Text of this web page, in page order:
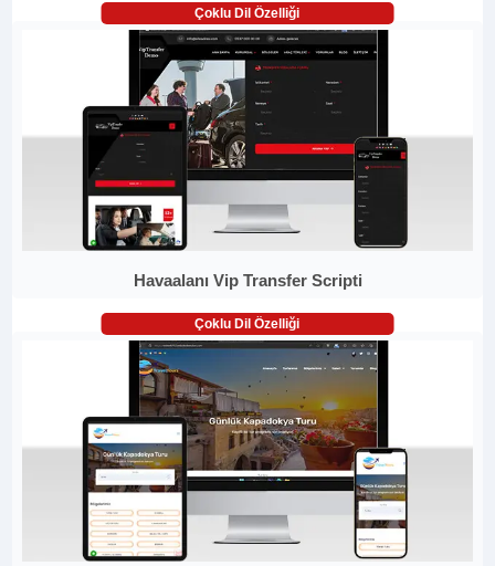
Çoklu Dil Özelliği
Havaalanı Vip Transfer Scripti
Çoklu Dil Özelliği